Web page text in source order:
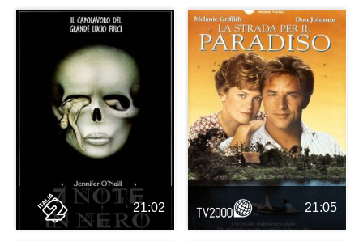
21:02 21:05